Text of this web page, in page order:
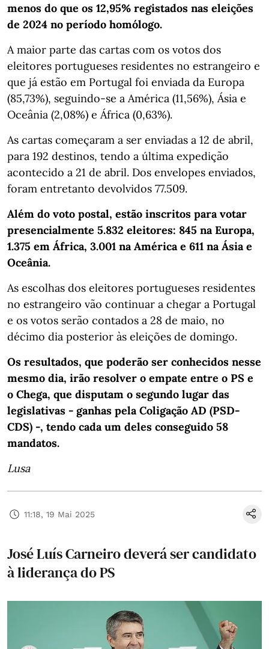
menos do que os 12,95% registados nas eleições
de 2024 no período homólogo.
A maior parte das cartas com os votos dos
eleitores portugueses residentes no estrangeiro e
que já estão em Portugal foi enviada da Europa
(85,73%), seguindo-se a América (11,56%), Ásia e
Oceânia (2,08%) e África (0,63%).
As cartas começaram a ser enviadas a 12 de abril,
para 192 destinos, tendo a última expedição
acontecido a 21 de abril. Dos envelopes enviados,
foram entretanto devolvidos 77.509.
Além do voto postal, estão inscritos para votar
presencialmente 5.832 eleitores: 845 na Europa,
1.375 em África, 3.001 na América e 611 na Ásia e
Oceânia.
As escolhas dos eleitores portugueses residentes
no estrangeiro vão continuar a chegar a Portugal
e os votos serão contados a 28 de maio, no
décimo dia posterior às eleições de domingo.
Os resultados, que poderão ser conhecidos nesse
mesmo dia, irão resolver o empate entre o PS e
o Chega, que disputam o segundo lugar das
legislativas - ganhas pela Coligação AD (PSD-
CDS) -, tendo cada um deles conseguido 58
mandatos.
Lusa
11:18, 19 Mai 2025
José Luís Carneiro deverá ser candidato
à liderança do PS